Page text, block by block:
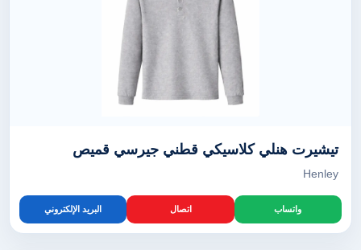
تيشيرت هنلي كلاسيكي قطني جيرسي قميص
Henley
واتساب اتصال البريد الإلكتروني